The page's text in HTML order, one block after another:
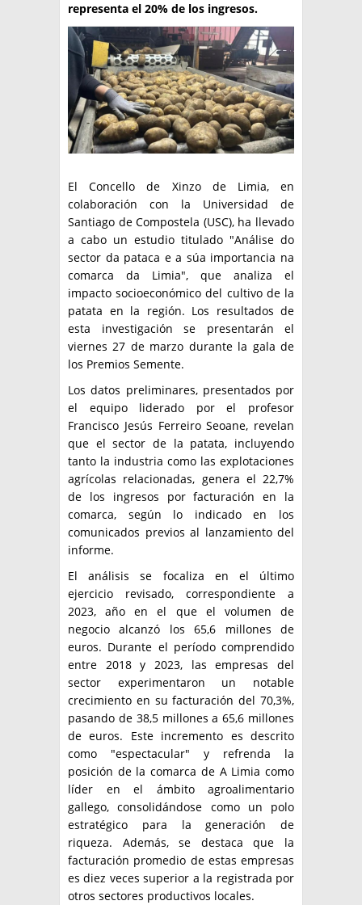
CLASIFICADOS
INTERES GENERAL
LA PAPA
RESOLUCIONES Y NORMATIVAS
ENLACES
ARGENPAPA
PUBLICIDAD
QUIENES SOMOS
CONTACTO
BUSCAR NOTICIAS
BUSCAR
representa el 20% de los ingresos.
El Concello de Xinzo de Limia, en
colaboración con la Universidad de
Santiago de Compostela (USC), ha llevado
a cabo un estudio titulado "Análise do
sector da pataca e a súa importancia na
comarca da Limia", que analiza el
impacto socioeconómico del cultivo de la
patata en la región. Los resultados de
esta investigación se presentarán el
viernes 27 de marzo durante la gala de
los Premios Semente.
Los datos preliminares, presentados por
el equipo liderado por el profesor
Francisco Jesús Ferreiro Seoane, revelan
que el sector de la patata, incluyendo
tanto la industria como las explotaciones
agrícolas relacionadas, genera el 22,7%
de los ingresos por facturación en la
comarca, según lo indicado en los
comunicados previos al lanzamiento del
informe.
El análisis se focaliza en el último
ejercicio revisado, correspondiente a
2023, año en el que el volumen de
negocio alcanzó los 65,6 millones de
euros. Durante el período comprendido
entre 2018 y 2023, las empresas del
sector experimentaron un notable
crecimiento en su facturación del 70,3%,
pasando de 38,5 millones a 65,6 millones
de euros. Este incremento es descrito
como "espectacular" y refrenda la
posición de la comarca de A Limia como
líder en el ámbito agroalimentario
gallego, consolidándose como un polo
estratégico para la generación de
riqueza. Además, se destaca que la
facturación promedio de estas empresas
es diez veces superior a la registrada por
otros sectores productivos locales.